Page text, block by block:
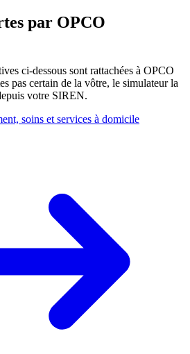
par OPCO
ci-dessous sont rattachées à OPCO
pas certain de la vôtre, le simulateur la
votre SIREN.
soins et services à domicile